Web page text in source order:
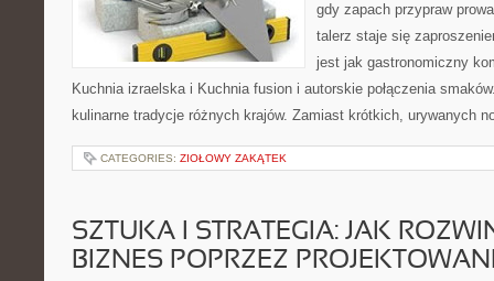
gdy zapach przypraw
talerz staje się
jest jak gastronomiczny
Kuchnia izraelska i Kuchnia fusion i autorskie połączenia
kulinarne tradycje różnych krajów. Zamiast krótkich, urywanych
CATEGORIES: ZIOŁOWY ZAKĄTEK
SZTUKA I STRATEGIA: JAK
BIZNES POPRZEZ